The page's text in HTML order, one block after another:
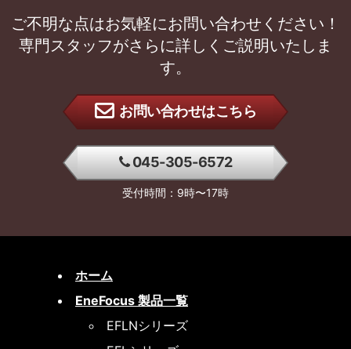
ご不明な点はお気軽にお問い合わせください！
専門スタッフがさらに詳しくご説明いたしま
す。
お問い合わせはこちら
045-305-6572
受付時間：9時〜17時
ホーム
EneFocus 製品一覧
EFLNシリーズ